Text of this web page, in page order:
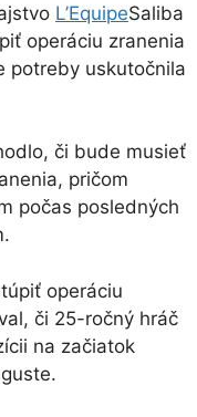
L’EquipeSaliba
operáciu zranenia
potreby uskutočnila
či bude musieť
pričom
počas posledných
operáciu
či 25-ročný hráč
na začiatok